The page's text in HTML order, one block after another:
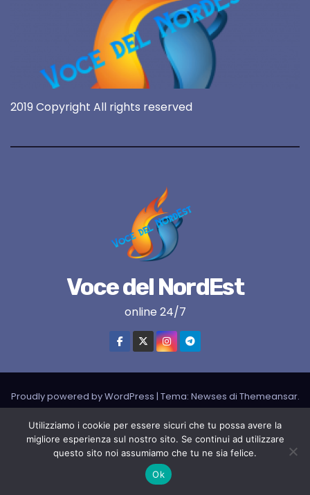
2019 Copyright All rights reserved
Voce del NordEst
online 24/7
Proudly powered by WordPress | Tema: Newses di Themeansar.
VNE su instagram VNE su Twitter VNE su FB
Blogger
LIVE RADIO
RADIONORDEST
Il mio account
SPORT FURLAN PAR FURLAN – In collaborazione con A.S.F.
Utilizziamo i cookie per essere sicuri che tu possa avere la
migliore esperienza sul nostro sito. Se continui ad utilizzare
questo sito noi assumiamo che tu ne sia felice.
Ok